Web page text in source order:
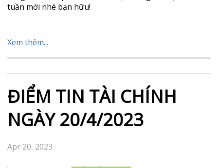
tuần mới nhé bạn hữu!
Xem thêm...
ĐIỂM TIN TÀI CHÍNH
NGÀY 20/4/2023
Apr 20, 2023